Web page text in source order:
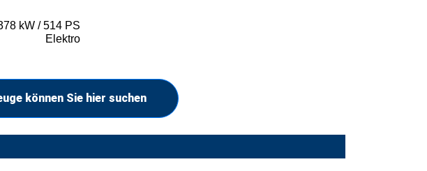
kW / 514 PS
Elektro
können Sie hier suchen